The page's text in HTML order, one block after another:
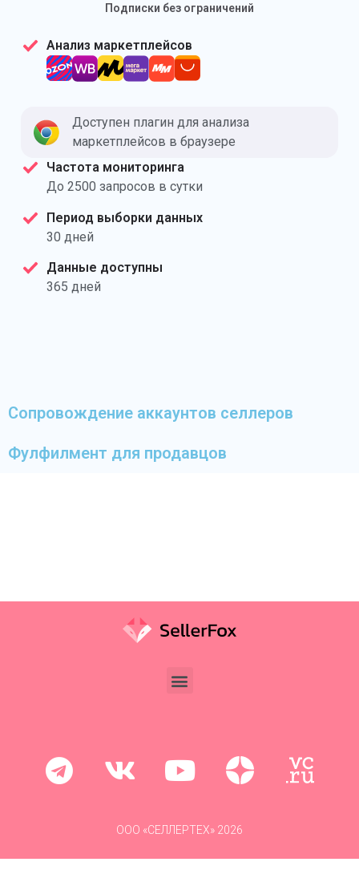
Подписки без ограничений
Анализ маркетплейсов
Доступен плагин для анализа
маркетплейсов в браузере
Частота мониторинга
До 2500 запросов в сутки
Период выборки данных
30 дней
Данные доступны
365 дней
Сопровождение аккаунтов селлеров
Фулфилмент для продавцов
ООО «СЕЛЛЕРТЕХ» 2026